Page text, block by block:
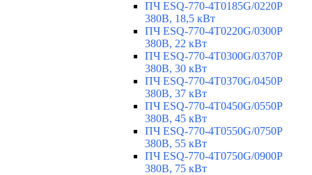
ПЧ ESQ-770-4T0185G/0220P
380В, 18,5 кВт
ПЧ ESQ-770-4T0220G/0300P
380В, 22 кВт
ПЧ ESQ-770-4T0300G/0370P
380В, 30 кВт
ПЧ ESQ-770-4T0370G/0450P
380В, 37 кВт
ПЧ ESQ-770-4T0450G/0550P
380В, 45 кВт
ПЧ ESQ-770-4T0550G/0750P
380В, 55 кВт
ПЧ ESQ-770-4T0750G/0900P
380В, 75 кВт